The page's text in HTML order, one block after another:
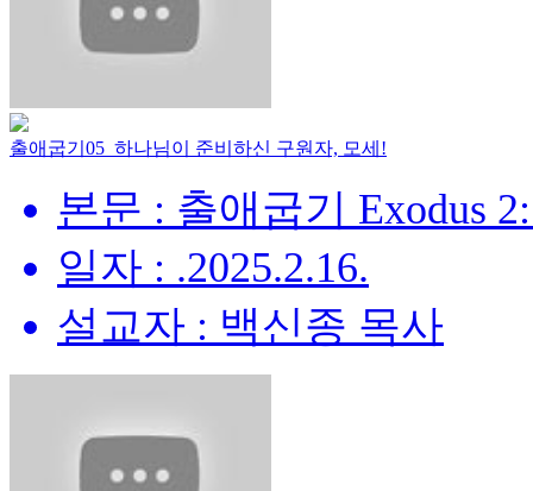
출애굽기05_하나님이 준비하신 구원자, 모세!
본문 : 출애굽기 Exodus
일자 : .2025.2.16.
설교자 : 백신종 목사